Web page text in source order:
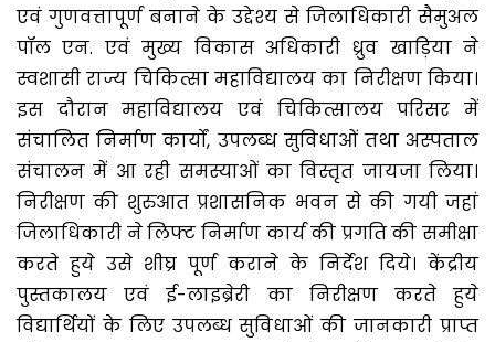
एवं गुणवत्तापूर्ण बनाने के उद्देश्य से जिलाधिकारी सैमुअल
पॉल एन. एवं मुख्य विकास अधिकारी ध्रुव खाड़िया ने
स्वशासी राज्य चिकित्सा महाविद्यालय का निरीक्षण किया।
इस दौरान महाविद्यालय एवं चिकित्सालय परिसर में
संचालित निर्माण कार्यों, उपलब्ध सुविधाओं तथा अस्पताल
संचालन में आ रही समस्याओं का विस्तृत जायजा लिया।
निरीक्षण की शुरुआत प्रशासनिक भवन से की गयी जहां
जिलाधिकारी ने लिफ्ट निर्माण कार्य की प्रगति की समीक्षा
करते हुये उसे शीघ्र पूर्ण कराने के निर्देश दिये। केंद्रीय
पुस्तकालय एवं ई-लाइब्रेरी का निरीक्षण करते हुये
विद्यार्थियों के लिए उपलब्ध सुविधाओं की जानकारी प्राप्त